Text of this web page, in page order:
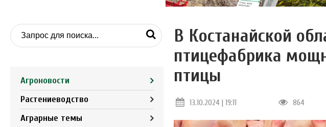
Агроновости
Растениеводство
Аграрные темы
В Костанайской
птицефабрика
птицы
13.10.2024 | 19:11 864